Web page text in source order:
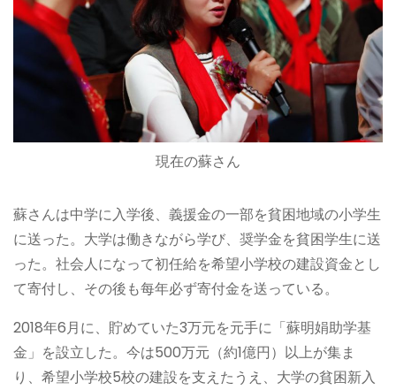
現在の蘇さん
蘇さんは中学に入学後、義援金の一部を貧困地域の小学生
に送った。大学は働きながら学び、奨学金を貧困学生に送
った。社会人になって初任給を希望小学校の建設資金とし
て寄付し、その後も每年必ず寄付金を送っている。
2018年6月に、貯めていた3万元を元手に「蘇明娟助学基
金」を設立した。今は500万元（約1億円）以上が集ま
り、希望小学校5校の建設を支えたうえ、大学の貧困新入